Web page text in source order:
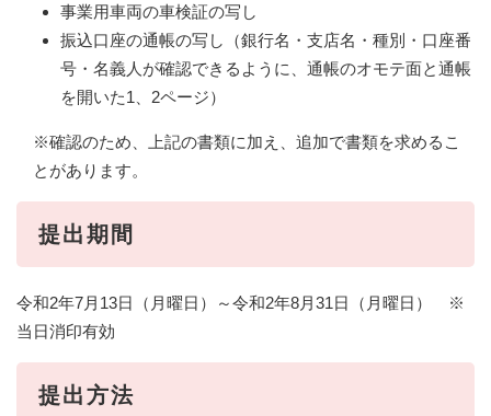
事業用車両の車検証の写し
振込口座の通帳の写し（銀行名・支店名・種別・口座番
号・名義人が確認できるように、通帳のオモテ面と通帳
を開いた1、2ページ）
※確認のため、上記の書類に加え、追加で書類を求めるこ
とがあります。
提出期間
令和2年7月13日（月曜日）～令和2年8月31日（月曜日） ※
当日消印有効
提出方法